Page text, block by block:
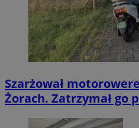
Szarżował
Żorach. Zatrzymał go